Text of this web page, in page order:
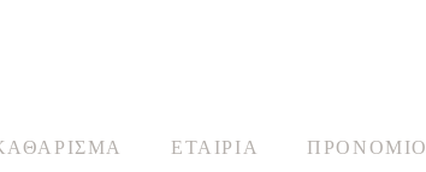
ΕΤΑΙΡΊΑ ΠΡΟΝΌΜΙΟ
3